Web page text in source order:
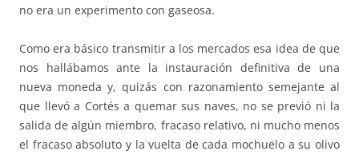
no era un experimento con gaseosa.
Como era básico transmitir a los mercados esa idea de que
nos hallábamos ante la instauración definitiva de una
nueva moneda y, quizás con razonamiento semejante al
que llevó a Cortés a quemar sus naves, no se previó ni la
salida de algún miembro, fracaso relativo, ni mucho menos
el fracaso absoluto y la vuelta de cada mochuelo a su olivo